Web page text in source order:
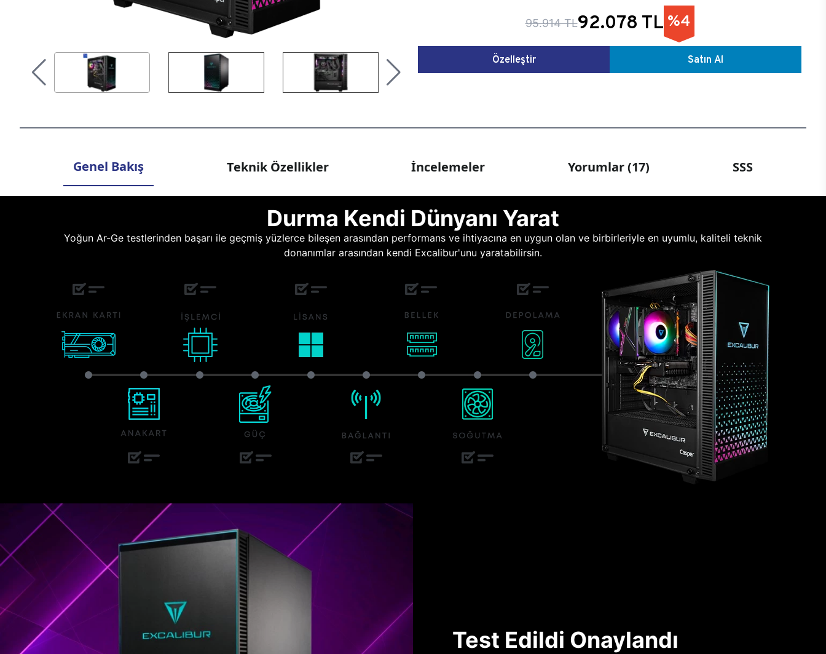
95.914 TL92.078 TL %4
Özelleştir Satın Al
Genel Bakış Teknik Özellikler İncelemeler Yorumlar (17) SSS
Durma Kendi Dünyanı Yarat
Yoğun Ar-Ge testlerinden başarı ile geçmiş yüzlerce bileşen arasından performans ve ihtiyacına en uygun olan ve birbirleriyle en uyumlu, kaliteli teknik
donanımlar arasından kendi Excalibur'unu yaratabilirsin.
Test Edildi Onaylandı